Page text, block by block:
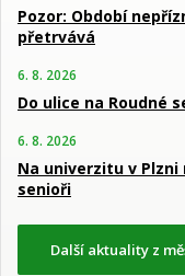
Pozor: Období
přetrvává
6. 8. 2026
Do ulice na Roudné
6. 8. 2026
Na univerzitu v
senioři
Další aktuality z